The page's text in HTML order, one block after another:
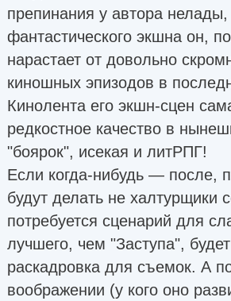
препинания у автора
фантастического экшна он,
нарастает от довольно
киношных эпизодов в
Кинолента его экшн-сцен
редкостное качество в
"боярок", исекая и литРПГ!
Если когда-нибудь — после,
будут делать не халтурщики
потребуется сценарий для
лучшего, чем "Заступа",
раскадровка для съемок. А
воображении (у кого оно